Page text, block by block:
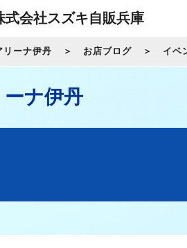
式会社スズキ自販兵庫
リーナ伊丹 お店ブログ イベ
ナ伊丹